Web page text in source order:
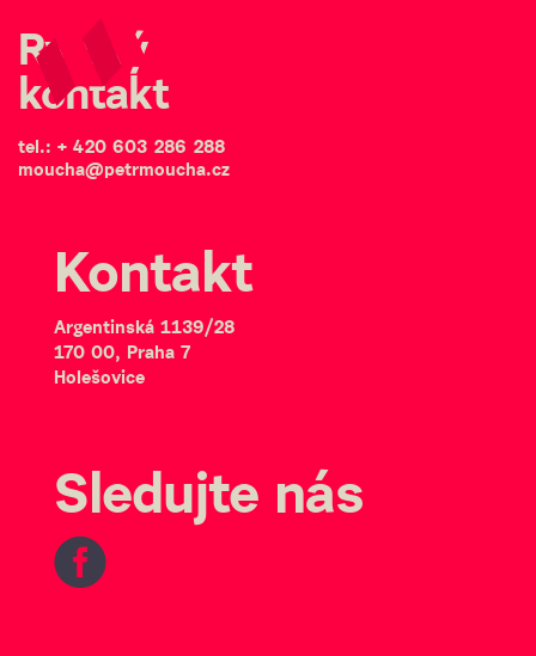
Stavební
firma
Ing.
Petr
Rychlý
kontakt
tel.: + 420 603 286 288
moucha@petrmoucha.cz
Kontakt
Argentinská 1139/28
170 00, Praha 7
Holešovice
Sledujte nás
Facebook